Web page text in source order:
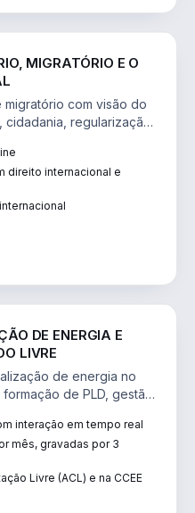
MIGRATÓRIO E O
migratório com visão do
cidadania, regularização
direito internacional e
DE ENERGIA E
LIVRE
de energia no
de PLD, gestão
interação em tempo real
mês, gravadas por 3
Livre (ACL) e na CCEE